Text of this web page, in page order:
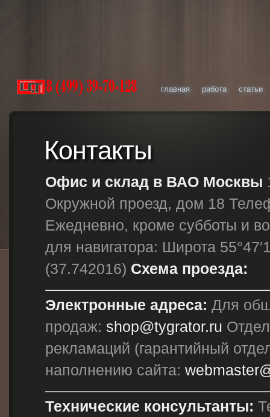
главная работа статьи
Контакты
Офис и склад в ВАО Москвы
Окружной проезд, дом 18
Ежедневно, кроме субботы и
для навигатора: Широта
(37.742016) Схема проезда:
Электронные адреса: Для
продаж: shop@tygrator.ru
рекламаций (гарантийный
наполнению сайта:
Технические консультанты: